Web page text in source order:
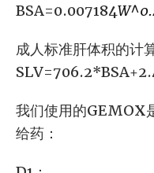
BSA=0.007184
成人标准肝体积的计
我们使用的GEMOX
给药：